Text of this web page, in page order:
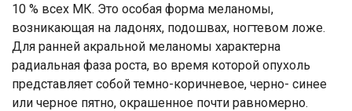
10 % всех МК. Это особая форма меланомы,
возникающая на ладонях, подошвах, ногтевом ложе.
Для ранней акральной меланомы характерна
радиальная фаза роста, во время которой опухоль
представляет собой темно-коричневое, черно- синее
или черное пятно, окрашенное почти равномерно.